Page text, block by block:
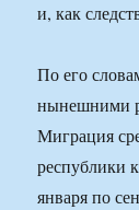
и, как
По его
нынешними
Миграция
республики
января по